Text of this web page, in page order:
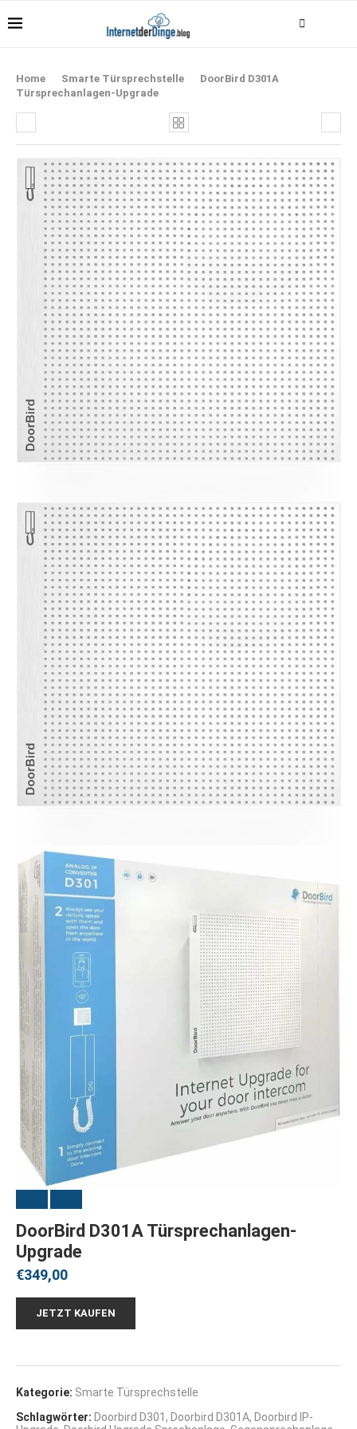
Home Smarte Türsprechstelle
DoorBird D301A
Türsprechanlagen-Upgrade
DoorBird D301A Türsprechanlagen-
Upgrade
€349,00
JETZT KAUFEN
Kategorie: Smarte Türsprechstelle
Schlagwörter: Doorbird D301 , Doorbird D301A, Doorbird IP-